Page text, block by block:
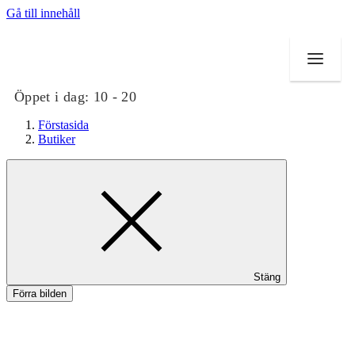
Gå till innehåll
Öppet i dag: 10 - 20
Mat och dryck
Erbjudanden
Förstasida
Butiker
Stäng
Förra bilden